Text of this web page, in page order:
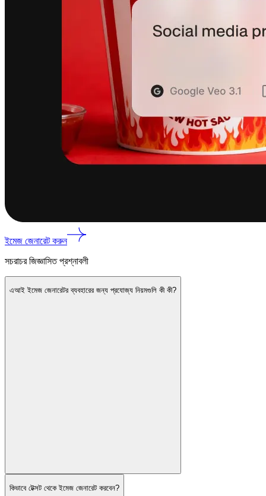
ইমেজ জেনারেট করুন
সচরাচর জিজ্ঞাসিত প্রশ্নাবলী
এআই ইমেজ জেনারেটর ব্যবহারের জন্য প্রযোজ্য নিয়মগুলি কী কী?
কিভাবে টেক্সট থেকে ইমেজ জেনারেট করবেন?